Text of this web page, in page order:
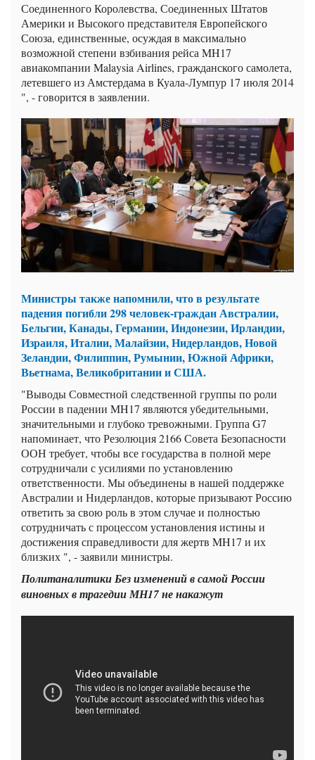
Соединенного Королевства, Соединенных Штатов
Америки и Высокого представителя Европейского
Союза, единственные, осуждая в максимально
возможной степени взбивания рейса MH17
авиакомпании Malaysia Airlines, гражданского самолета,
летевшего из Амстердама в Куала-Лумпур 17 июля 2014
", - говорится в заявлении.
Министры также напомнили, что в результате
падения погибли 298 человек-граждан Австралии,
Бельгии, Канады, Германии, Индонезии, Ирландии,
Израиля, Италии, Малайзии, Нидерландов, Новой
Зеландии, Филиппин, Румынии, Южной Африки,
Вьетнама, Великобритании и США.
"Выводы Совместной следственной группы по роли
России в падении MH17 являются убедительными,
значительными и глубоко тревожными. Группа G7
напоминает, что Резолюция 2166 Совета Безопасности
ООН требует, чтобы все государства в полной мере
сотрудничали с усилиями по установлению
ответственности. Мы объединены в нашей поддержке
Австралии и Нидерландов, которые призывают Россию
ответить за свою роль в этом случае и полностью
сотрудничать с процессом установления истины и
достижения справедливости для жертв MH17 и их
близких ", - заявили министры.
Политаналитики Без изменений в самой России
виновных в трагедии МН17 не накажут